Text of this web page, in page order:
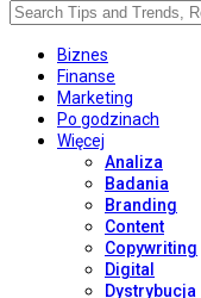
Biznes
Finanse
Marketing
Po godzinach
Więcej
Analiza
Badania
Branding
Content
Copywriting
Digital
Dystrybucja